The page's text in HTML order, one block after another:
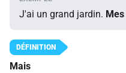
J'ai un grand jardin. Mes
Mais